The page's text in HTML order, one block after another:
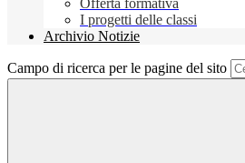
Offerta formativa
I progetti delle classi
Archivio Notizie
Campo di ricerca per le pagine del sito